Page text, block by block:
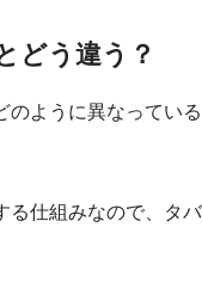
どう違う？
のように異なっている
る仕組みなので、タバ